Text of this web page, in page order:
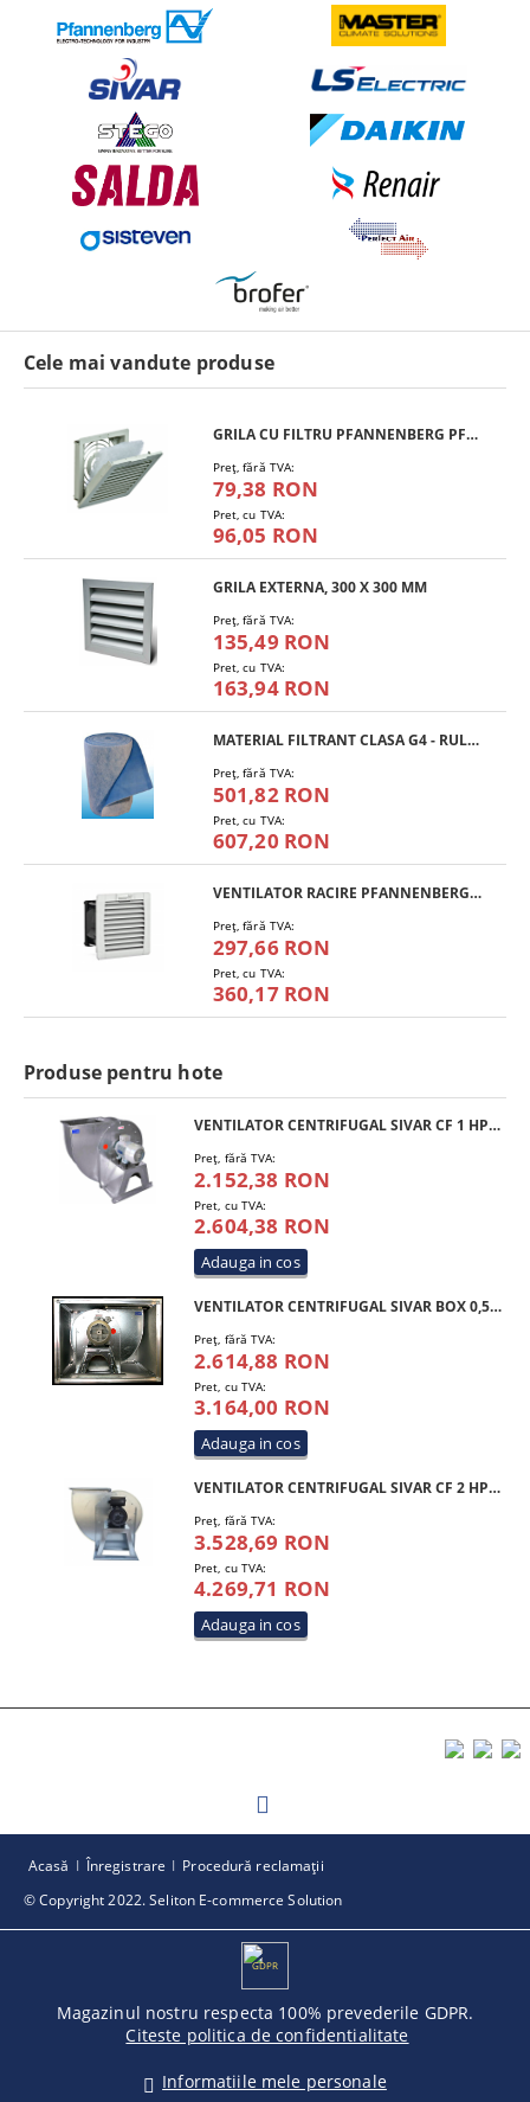
Cele mai vandute produse
GRILA CU FILTRU PFANNENBERG PFA 10.000
Preţ, fără TVA:
79,38 RON
Pret, cu TVA:
96,05 RON
GRILA EXTERNA, 300 X 300 MM
Preţ, fără TVA:
135,49 RON
Pret, cu TVA:
163,94 RON
MATERIAL FILTRANT CLASA G4 - RULOU
Preţ, fără TVA:
501,82 RON
Pret, cu TVA:
607,20 RON
VENTILATOR RACIRE PFANNENBERG PF 11.000
Preţ, fără TVA:
297,66 RON
Pret, cu TVA:
360,17 RON
Produse pentru hote
VENTILATOR CENTRIFUGAL SIVAR CF 1 HP 250 T4
Preţ, fără TVA:
2.152,38 RON
Pret, cu TVA:
2.604,38 RON
VENTILATOR CENTRIFUGAL SIVAR BOX 0,5 HP 200 M4
Preţ, fără TVA:
2.614,88 RON
Pret, cu TVA:
3.164,00 RON
VENTILATOR CENTRIFUGAL SIVAR CF 2 HP 300 M4
Preţ, fără TVA:
3.528,69 RON
Pret, cu TVA:
4.269,71 RON
© Copyright 2022. Seliton E-commerce Solution
Acasă Înregistrare Procedură reclamaţii
GDPR
Magazinul nostru respecta 100% prevederile GDPR.
Citeste politica de confidentialitate
Informatiile mele personale